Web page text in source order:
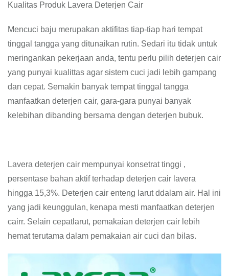
Kualitas Produk Lavera Deterjen Cair
Mencuci baju merupakan aktifitas tiap-tiap hari tempat
tinggal tangga yang ditunaikan rutin. Sedari itu tidak untuk
meringankan pekerjaan anda, tentu perlu pilih deterjen cair
yang punyai kualittas agar sistem cuci jadi lebih gampang
dan cepat. Semakin banyak tempat tinggal tangga
manfaatkan deterjen cair, gara-gara punyai banyak
kelebihan dibanding bersama dengan deterjen bubuk.
Lavera deterjen cair mempunyai konsetrat tinggi ,
persentase bahan aktif terhadap deterjen cair lavera
hingga 15,3%. Deterjen cair enteng larut ddalam air. Hal ini
yang jadi keunggulan, kenapa mesti manfaatkan deterjen
cairr. Selain cepatlarut, pemakaian deterjen cair lebih
hemat terutama dalam pemakaian air cuci dan bilas.